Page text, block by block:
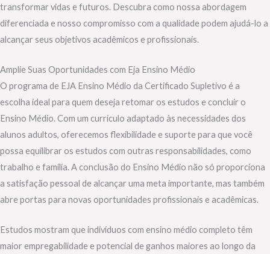
transformar vidas e futuros. Descubra como nossa abordagem
diferenciada e nosso compromisso com a qualidade podem ajudá-lo a
alcançar seus objetivos acadêmicos e profissionais.
Amplie Suas Oportunidades com Eja Ensino Médio
O programa de EJA Ensino Médio da Certificado Supletivo é a
escolha ideal para quem deseja retomar os estudos e concluir o
Ensino Médio. Com um currículo adaptado às necessidades dos
alunos adultos, oferecemos flexibilidade e suporte para que você
possa equilibrar os estudos com outras responsabilidades, como
trabalho e família. A conclusão do Ensino Médio não só proporciona
a satisfação pessoal de alcançar uma meta importante, mas também
abre portas para novas oportunidades profissionais e acadêmicas.
Estudos mostram que indivíduos com ensino médio completo têm
maior empregabilidade e potencial de ganhos maiores ao longo da